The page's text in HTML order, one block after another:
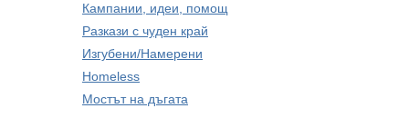
Кампании, идеи, помощ
Разкази с чуден край
Изгубени/Намерени
Homeless
Мостът на дъгата